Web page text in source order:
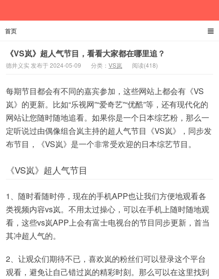
首页
《VS岚》超人气节目，看看大家都在哪里追？
德井义实 发布于 2024-05-09 分类： VS岚 阅读(418)
每期节目都会有不同的嘉宾参加，这些网站上都会有《VS
岚》的更新。比如“乐视网”“爱奇艺”“优酷”等，还有现代化的
网站让您随时随地追看。如果你是一个日本综艺粉，那么一
定听说过由偶像组合岚主持的超人气节目《VS岚》，同步发
布节目，《VS岚》是一个非常受欢迎的日本综艺节目。
《VS岚》超人气节目
1、随时看随时停，现在的手机APP也让我们方便地观看各
类视频内容vs岚。不用太过操心，可以在手机上随时随地观
看，这些vs岚APP上会有富士电视台的节目同步更新，首当
其冲超人气的。
2、让观众们期待不已，喜欢岚的粉丝们可以登录这个平台
观看，避免让自己错过岚的精彩时刻。那么可以在这里找到